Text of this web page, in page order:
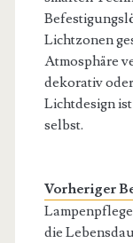
Lichtzonen
Atmosphäre
dekorativ
Lichtdesign
selbst.
Vorheriger
die